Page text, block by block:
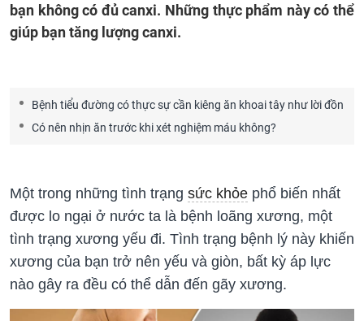
bạn không có đủ canxi. Những thực phẩm này có thể
giúp bạn tăng lượng canxi.
Bệnh tiểu đường có thực sự cần kiêng ăn khoai tây như lời đồn
Có nên nhịn ăn trước khi xét nghiệm máu không?
Một trong những tình trạng sức khỏe phổ biến nhất
được lo ngại ở nước ta là bệnh loãng xương, một
tình trạng xương yếu đi. Tình trạng bệnh lý này khiến
xương của bạn trở nên yếu và giòn, bất kỳ áp lực
nào gây ra đều có thể dẫn đến gãy xương.